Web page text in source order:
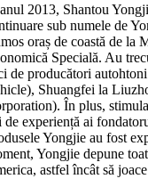
2013, Shantou
sub numele de
oraș de coastă de la
Specială. Au
de producători
Shuangfei la
În plus,
de experiență ai
Yongjie au fost
Yongjie depune
astfel încât să